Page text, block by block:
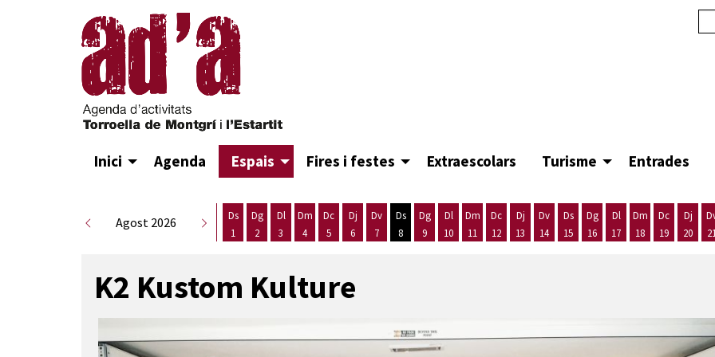
Inici Agenda Espais Fires i festes Extraescolars Turisme Entrades
Agost 2026
Ds
1
Dg
2
Dl
3
Dm
4
Dc
5
Dj
6
Dv
7
Ds
8
Dg
9
Dl
10
Dm
11
Dc
12
Dj
13
Dv
14
Ds
15
Dg
16
Dl
17
Dm
18
Dc
19
Dj
20
K2 Kustom Kulture